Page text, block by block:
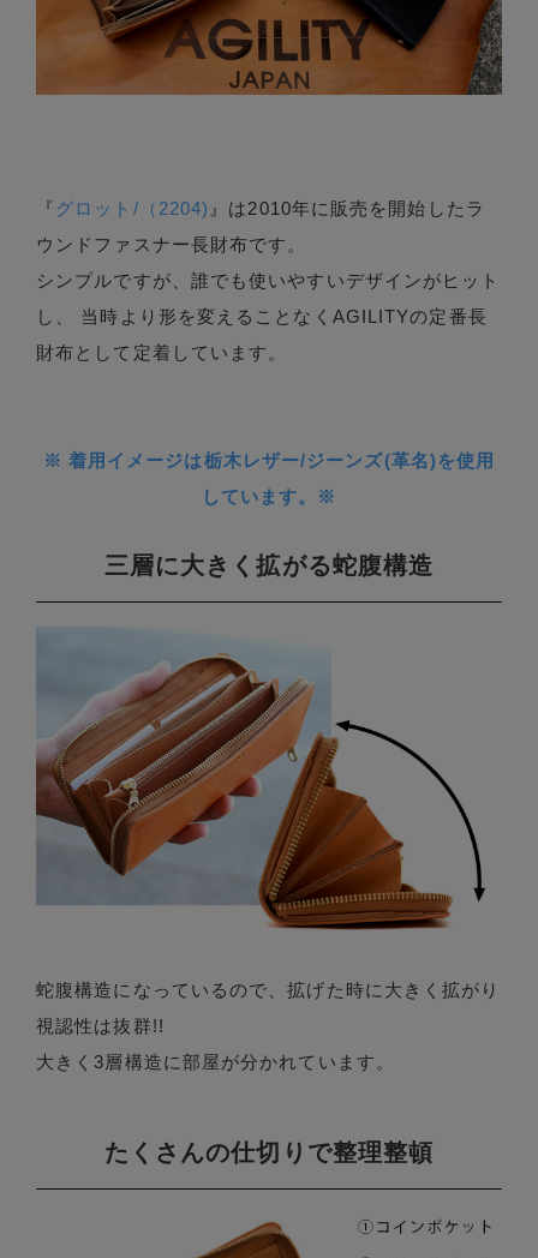
『 グロット/（2204) 』は2010年に販売を開始したラ
ウンドファスナー長財布です。
シンプルですが、誰でも使いやすいデザインがヒット
し、 当時より形を変えることなくAGILITYの定番長
財布として定着しています。
※ 着用イメージは栃木レザー/ジーンズ(革名)を使用
しています。※
三層に大きく拡がる蛇腹構造
蛇腹構造になっているので、拡げた時に大きく拡がり
視認性は抜群!!
大きく3層構造に部屋が分かれています。
たくさんの仕切りで整理整頓